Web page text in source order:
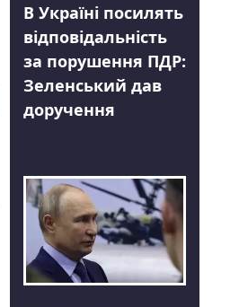
В Україні посилять
відповідальність
за порушення ПДР:
Зеленський дав
доручення